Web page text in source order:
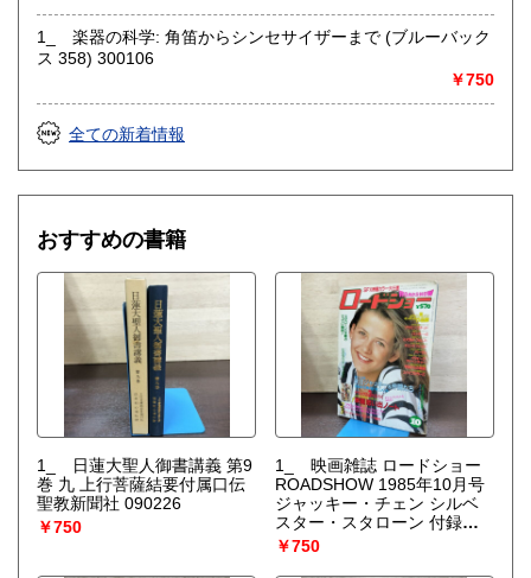
1_ 楽器の科学: 角笛からシンセサイザーまで (ブルーバック
ス 358) 300106
￥750
全ての新着情報
おすすめの書籍
1_ 日蓮大聖人御書講義 第9
巻 九 上行菩薩結要付属口伝
聖教新聞社 090226
￥750
1_ 映画雑誌 ロードショー
ROADSHOW 1985年10月号
ジャッキー・チェン シルベ
スター・スタローン 付録欠
090246
￥750